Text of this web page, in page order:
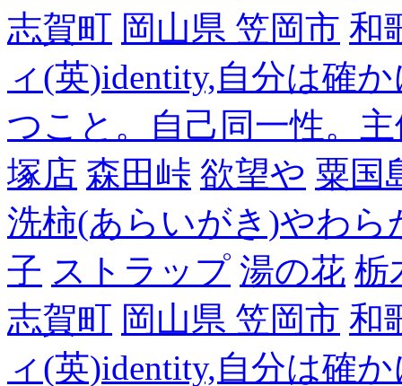
志賀町 岡山県 笠岡市 和
ィ(英)identity,自分は確
つこと。自己同一性。
塚店 森田峠 欲望や 粟国
洗柿(あらいがき)やわ
子 ストラップ 湯の花 栃
志賀町 岡山県 笠岡市 和
ィ(英)identity,自分は確